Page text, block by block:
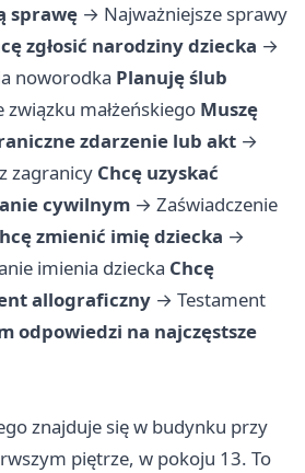
sprawę → Najważniejsze sprawy
zgłosić narodziny dziecka →
noworodka Planuję ślub
związku małżeńskiego Muszę
zdarzenie lub akt →
zagranicy Chcę uzyskać
cywilnym → Zaświadczenie
zmienić imię dziecka →
imienia dziecka Chcę
allograficzny → Testament
odpowiedzi na najczęstsze
znajduje się w budynku przy
piętrze, w pokoju 13. To